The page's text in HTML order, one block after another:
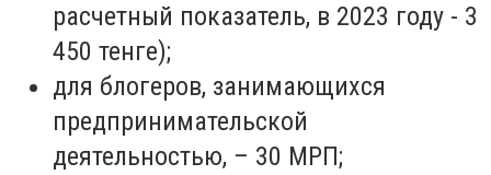
расчетный показатель, в 2023 году - 3
450 тенге);
для блогеров, занимающихся
предпринимательской
деятельностью, – 30 МРП;